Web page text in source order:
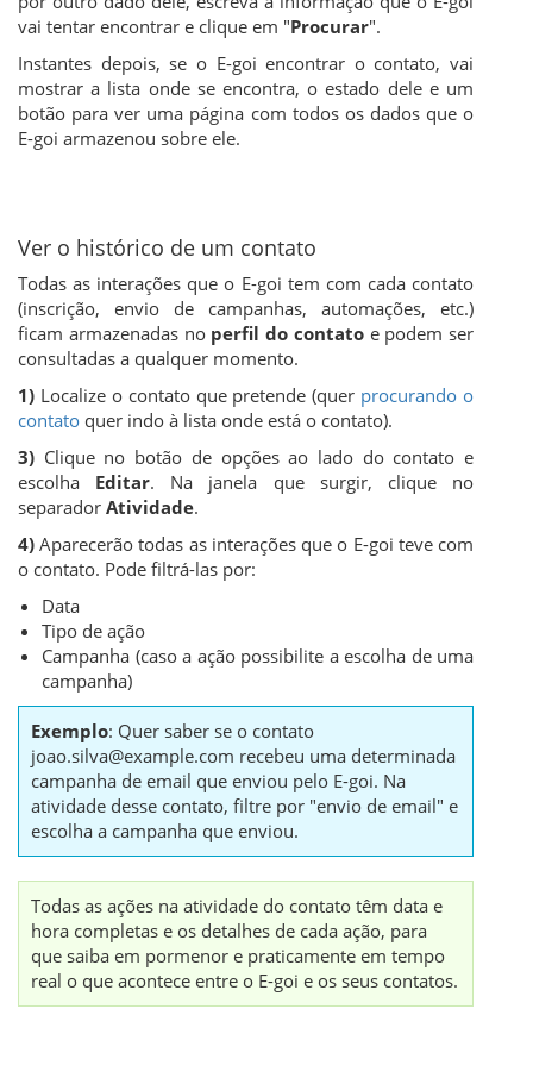
vai tentar encontrar e clique em "Procurar".
Instantes depois, se o E-goi encontrar o contato, vai
mostrar a lista onde se encontra, o estado dele e um
botão para ver uma página com todos os dados que o
E-goi armazenou sobre ele.
Ver o histórico de um contato
Todas as interações que o E-goi tem com cada contato
(inscrição, envio de campanhas, automações, etc.)
ficam armazenadas no perfil do contatoe podem ser
consultadas a qualquer momento.
1) Localize o contato que pretende (quer procurando o
contato quer indo à lista onde está o contato).
3) Clique no botão de opções ao lado do contato e
escolha Editar. Na janela que surgir, clique no
separador Atividade.
4) Aparecerão todas as interações que o E-goi teve com
o contato. Pode filtrá-las por:
Data
Tipo de ação
Campanha (caso a ação possibilite a escolha de uma
campanha)
Exemplo: Quer saber se o contato
joao.silva@example.com recebeu uma determinada
campanha de email que enviou pelo E-goi. Na
atividade desse contato, filtre por "envio de email" e
escolha a campanha que enviou.
Todas as ações na atividade do contato têm data e
hora completas e os detalhes de cada ação, para
que saiba em pormenor e praticamente em tempo
real o que acontece entre o E-goi e os seus contatos.